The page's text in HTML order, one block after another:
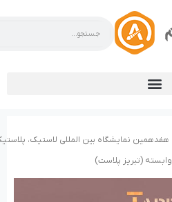
هفدهمین نمایشگاه بین المللی لاستیک،
وابسته (تبریز پلاست)